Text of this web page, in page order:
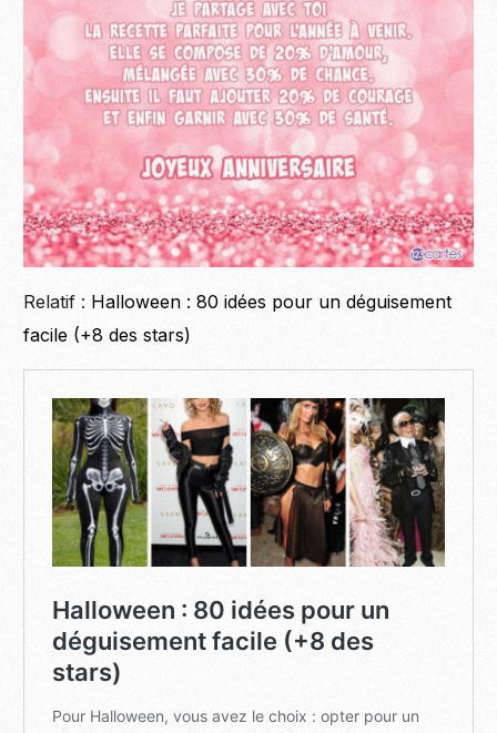
Relatif : Halloween : 80 idées pour un déguisement
facile (+8 des stars)